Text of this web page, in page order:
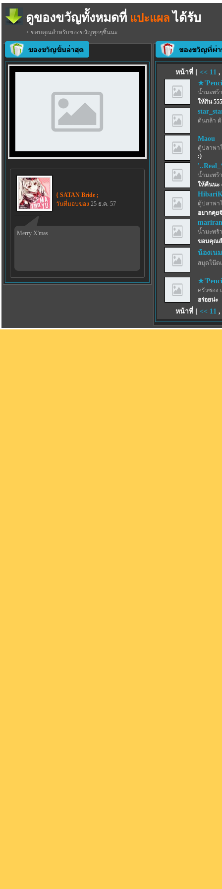
ดูของขวัญทั้งหมดที่ แปะแผล ได้รับ
> ขอบคุณสำหรับของขวัญทุกๆชิ้นนะ
{ SATAN Bride ;
วันที่มอบของ 25 ธ.ค. 57
Merry X'mas
หน้าที่ [ << 11 ,
น้ำมะพร้
ให้กิน 555
ต้นกล้า
Maou
ตู้ปลาพา
:)
น้ำมะพร้
ให้คืนนะ
ตู้ปลาพา
อยากคุย
น้ำมะพร้
ขอบคุณส
น้องเน
สมุดโน๊ต
ครัวซอง
อร่อยน่ะ
หน้าที่ [ << 11 ,